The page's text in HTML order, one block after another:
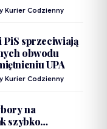
Kurier Codzienny
PiS sprzeciwiają
obwodu
UPA
Kurier Codzienny
na
szybko…